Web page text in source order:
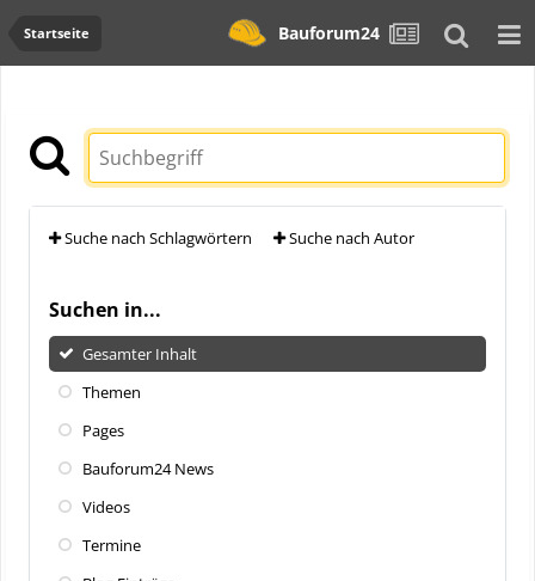
Startseite Bauforum24
Suche nach Schlagwörtern Suche nach Autor
Suchen in...
Gesamter Inhalt
Themen
Pages
Bauforum24 News
Videos
Termine